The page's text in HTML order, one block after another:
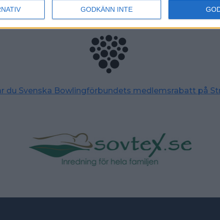
GODKÄNN INTE
du Svenska Bowlingförbundets medlemsrabatt på